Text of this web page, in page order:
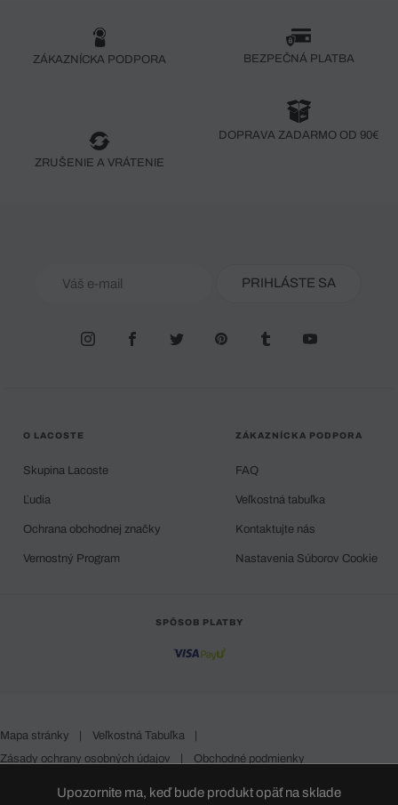
Upozornite ma, keď bude produkt opäť na sklade
ZÁKAZNÍCKA PODPORA BEZPEČNÁ PLATBA
ZRUŠENIE A VRÁTENIE
DOPRAVA ZADARMO OD 90€
PRIHLÁSTE SA
O LACOSTE
Skupina Lacoste
Ľudia
Ochrana obchodnej značky
Vernostný Program
ZÁKAZNÍCKA PODPORA
FAQ
Veľkostná tabuľka
Kontaktujte nás
Nastavenia Súborov Cookie
SPÔSOB PLATBY
Mapa stránky | Veľkostná Tabuľka
|
Zásady ochrany osobných údajov
| Obchodné podmienky